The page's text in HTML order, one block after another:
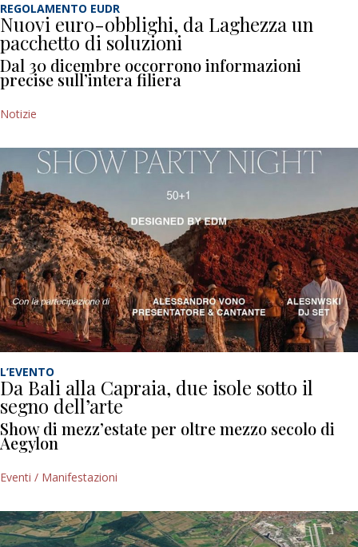
REGOLAMENTO EUDR
Nuovi euro-obblighi, da Laghezza un
pacchetto di soluzioni
Dal 30 dicembre occorrono informazioni
precise sull’intera filiera
Notizie
L’EVENTO
Da Bali alla Capraia, due isole sotto il
segno dell’arte
Show di mezz’estate per oltre mezzo secolo di
Aegylon
Eventi / Manifestazioni